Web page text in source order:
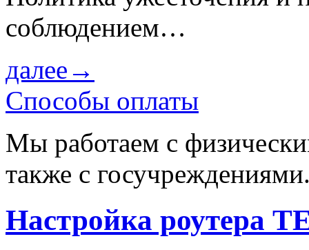
соблюдением…
далее→
Способы оплаты
Мы работаем с
также с
Настройка роутера